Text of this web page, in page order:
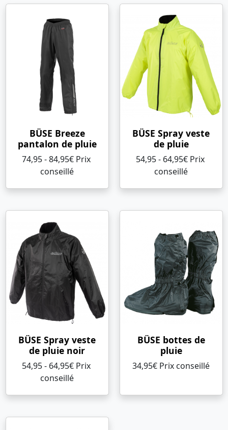
BÜSE Breeze
pantalon de pluie
74,95 - 84,95€ Prix ​​
conseillé
BÜSE Spray veste
de pluie
54,95 - 64,95€ Prix ​​
conseillé
BÜSE Spray veste
de pluie noir
54,95 - 64,95€ Prix ​​
conseillé
BÜSE bottes de
pluie
34,95€ Prix ​​conseillé